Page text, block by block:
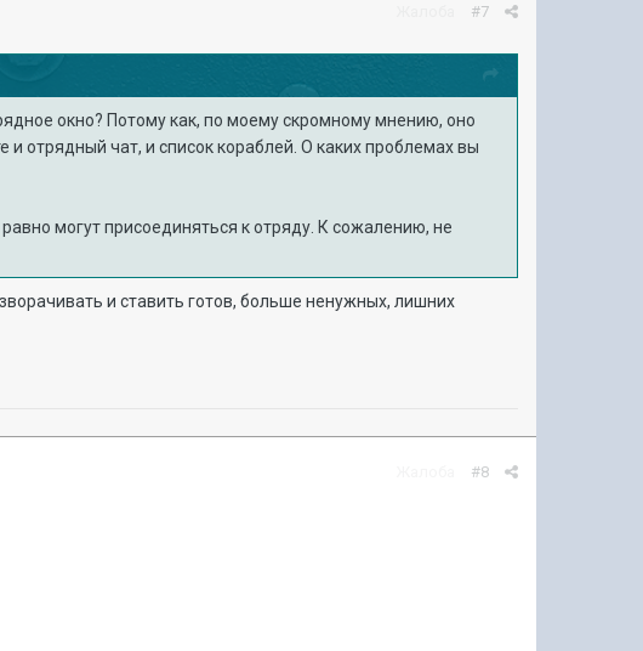
#7
окно? Потому как, по моему скромному мнению, оно
отрядный чат, и список кораблей. О каких проблемах вы
могут присоединяться к отряду. К сожалению, не
и ставить готов, больше ненужных, лишних
#8